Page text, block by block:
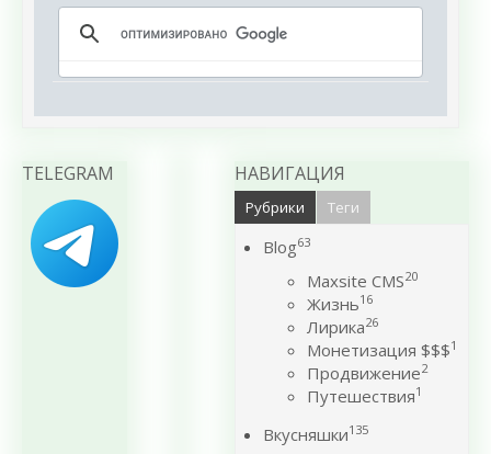
TELEGRAM НАВИГАЦИЯ
Рубрики Теги
Blog63
Maxsite CMS20
Жизнь16
Лирика26
Монетизация $$$1
Продвижение2
Путешествия1
Вкусняшки135